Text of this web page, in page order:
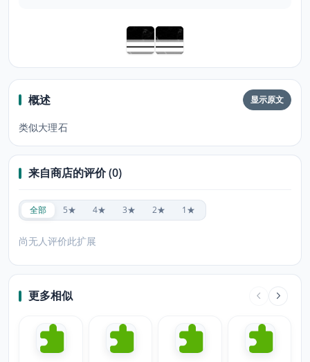
概述 显示原文
类似大理石
来自商店的评价 (0)
全部 5★ 4★ 3★ 2★ 1★
尚无人评价此扩展
更多相似